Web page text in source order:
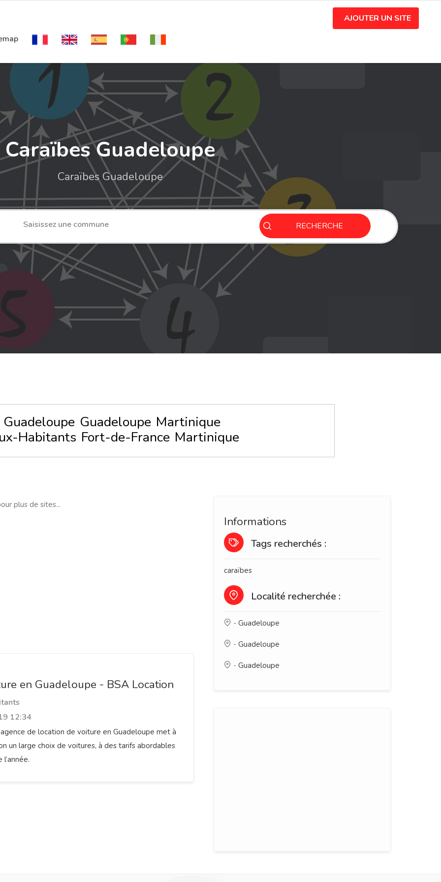
AJOUTER UN SITE
Caraïbes Guadeloupe
Caraïbes Guadeloupe
RECHERCHE
Guadeloupe Guadeloupe Martinique
Habitants Fort-de-France Martinique
plus de sites...
en Guadeloupe - BSA Location
12:34
de location de voiture en Guadeloupe met à
un large choix de voitures, à des tarifs abordables
Informations
Tags recherchés :
caraïbes
Localité recherchée :
- Guadeloupe
- Guadeloupe
- Guadeloupe